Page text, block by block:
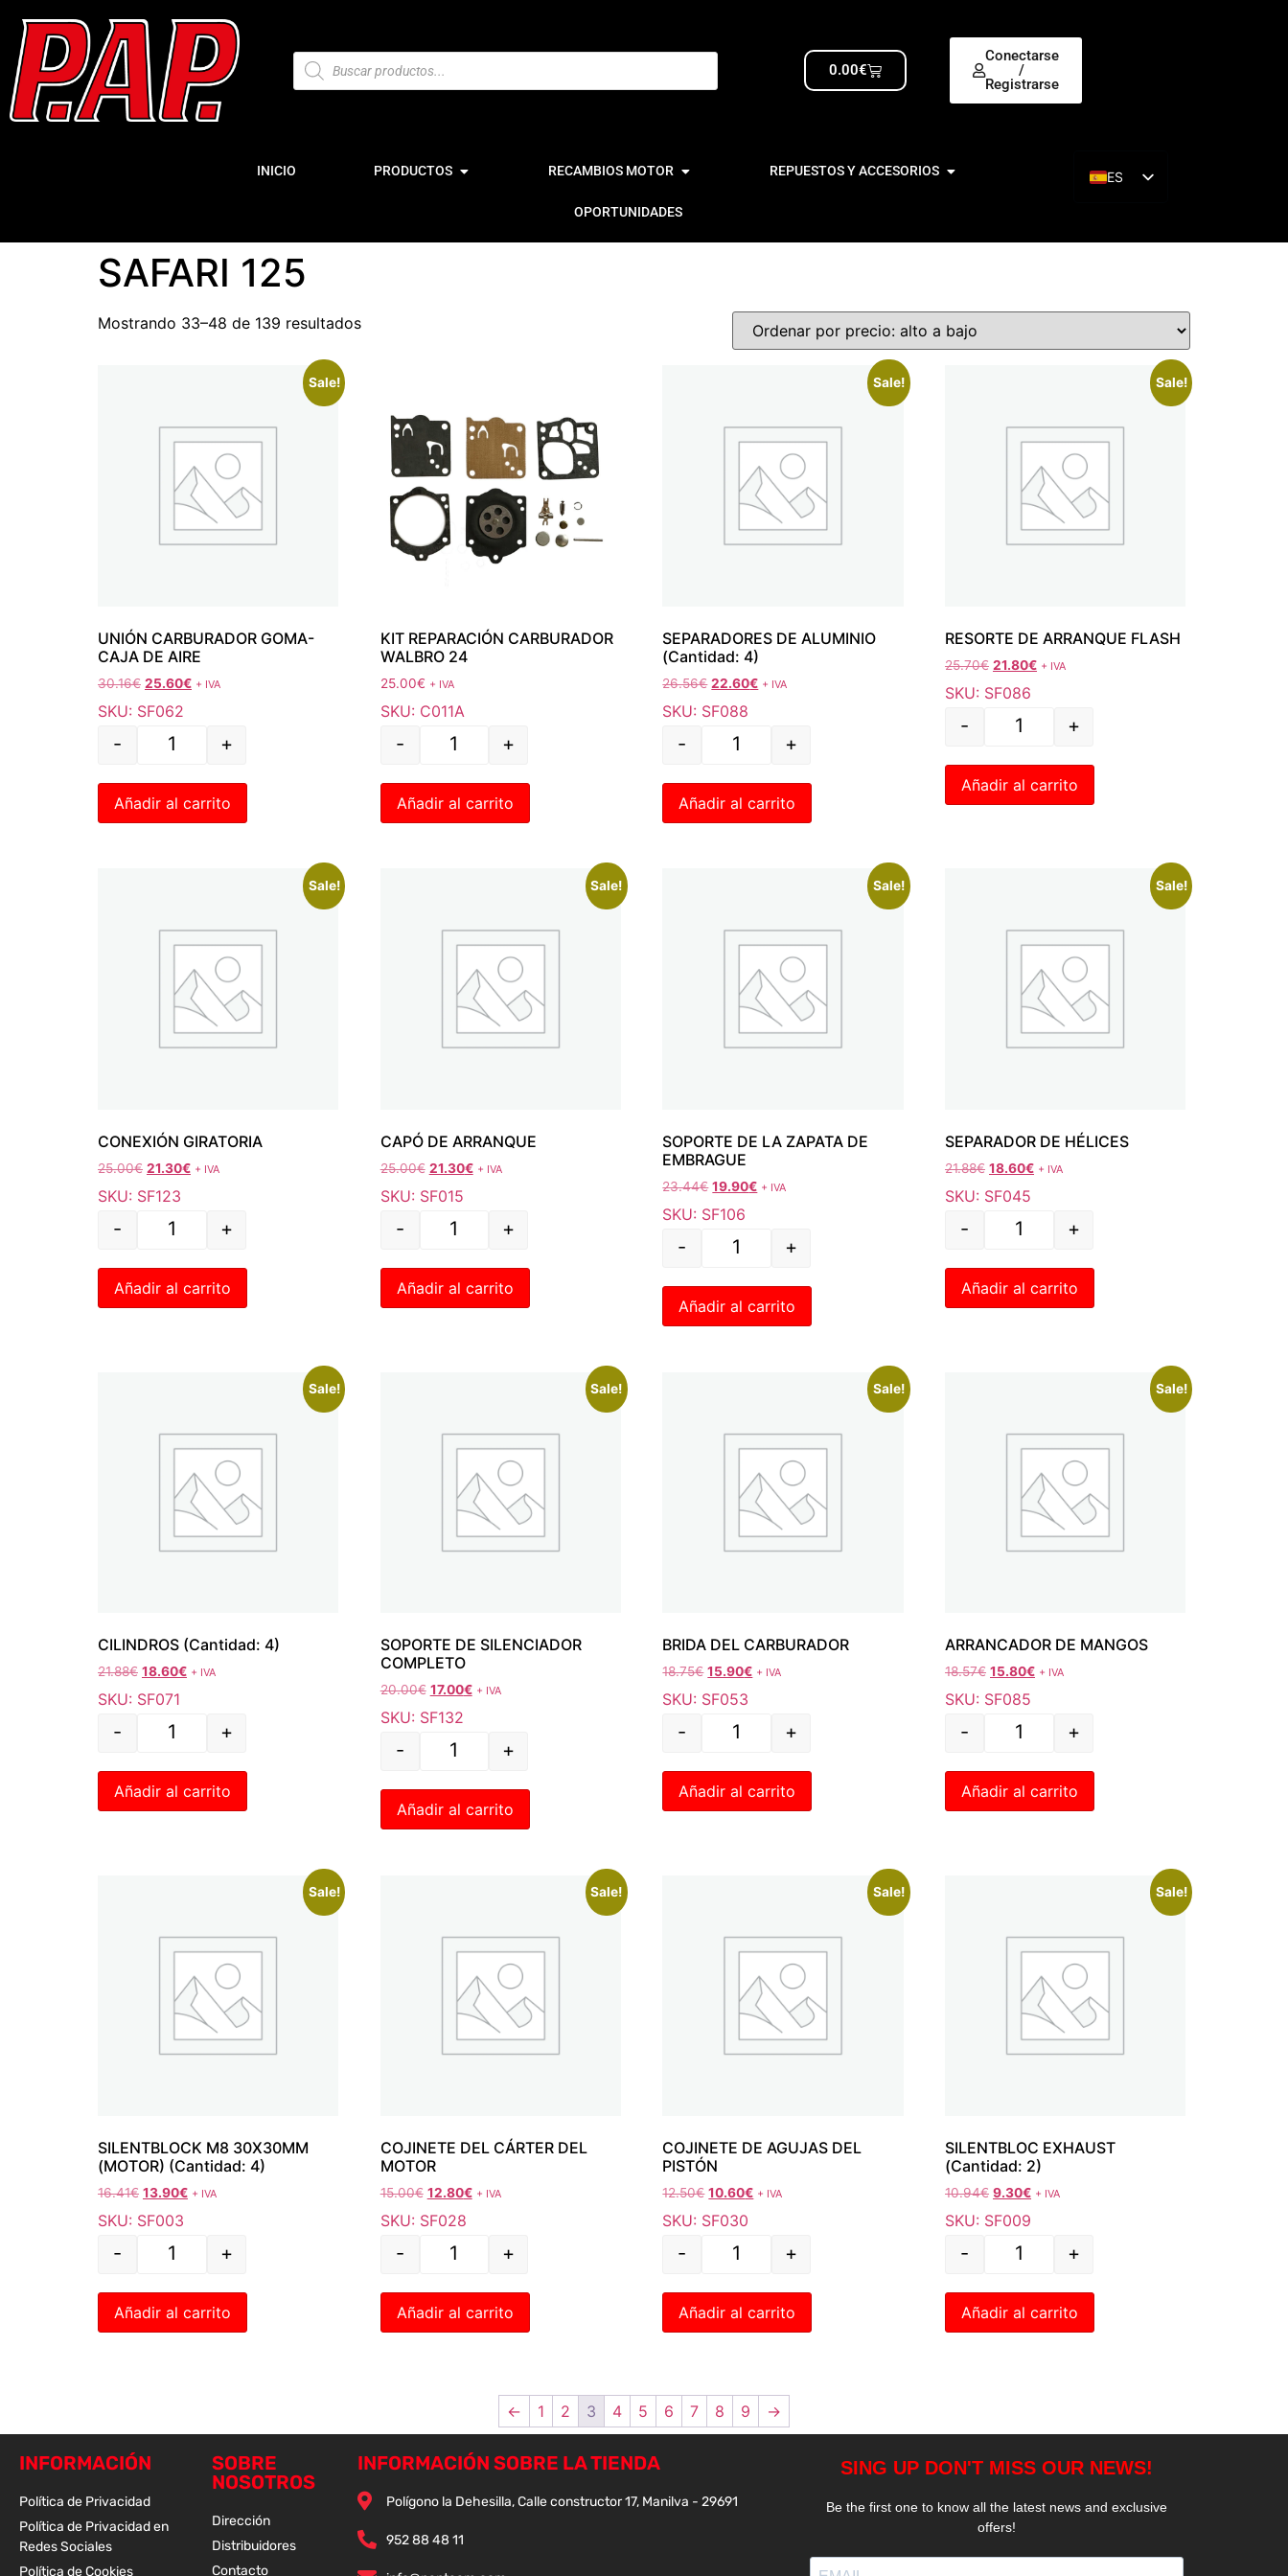
0.00€
Conectarse
/
Registrarse
INICIO PRODUCTOS RECAMBIOS MOTOR REPUESTOS Y ACCESORIOS
OPORTUNIDADES
ES
SAFARI 125
Mostrando 33–48 de 139 resultados
Sale!
UNIÓN CARBURADOR GOMA-
CAJA DE AIRE
30.16€ 25.60€ + IVA
SKU: SF062
- +
Añadir al carrito
KIT REPARACIÓN CARBURADOR
WALBRO 24
25.00€ + IVA
SKU: C011A
- +
Añadir al carrito
Sale!
SEPARADORES DE ALUMINIO
(Cantidad: 4)
26.56€ 22.60€ + IVA
SKU: SF088
- +
Añadir al carrito
Sale!
RESORTE DE ARRANQUE FLASH
25.70€ 21.80€ + IVA
SKU: SF086
- +
Añadir al carrito
Sale!
CONEXIÓN GIRATORIA
25.00€ 21.30€ + IVA
SKU: SF123
- +
Añadir al carrito
Sale!
CAPÓ DE ARRANQUE
25.00€ 21.30€ + IVA
SKU: SF015
- +
Añadir al carrito
Sale!
SOPORTE DE LA ZAPATA DE
EMBRAGUE
23.44€ 19.90€ + IVA
SKU: SF106
- +
Añadir al carrito
Sale!
SEPARADOR DE HÉLICES
21.88€ 18.60€ + IVA
SKU: SF045
- +
Añadir al carrito
Sale!
CILINDROS (Cantidad: 4)
21.88€ 18.60€ + IVA
SKU: SF071
- +
Añadir al carrito
Sale!
SOPORTE DE SILENCIADOR
COMPLETO
20.00€ 17.00€ + IVA
SKU: SF132
- +
Añadir al carrito
Sale!
BRIDA DEL CARBURADOR
18.75€ 15.90€ + IVA
SKU: SF053
- +
Añadir al carrito
Sale!
ARRANCADOR DE MANGOS
18.57€ 15.80€ + IVA
SKU: SF085
- +
Añadir al carrito
Sale!
SILENTBLOCK M8 30X30MM
(MOTOR) (Cantidad: 4)
16.41€ 13.90€ + IVA
SKU: SF003
- +
Añadir al carrito
Sale!
COJINETE DEL CÁRTER DEL
MOTOR
15.00€ 12.80€ + IVA
SKU: SF028
- +
Añadir al carrito
Sale!
COJINETE DE AGUJAS DEL
PISTÓN
12.50€ 10.60€ + IVA
SKU: SF030
- +
Añadir al carrito
Sale!
SILENTBLOC EXHAUST
(Cantidad: 2)
10.94€ 9.30€ + IVA
SKU: SF009
- +
Añadir al carrito
← 1 2 3 4 5 6 7 8 9 →
INFORMACIÓN
Política de Privacidad
Política de Privacidad en
Redes Sociales
Política de Cookies
SOBRE
NOSOTROS
Dirección
Distribuidores
Contacto
INFORMACIÓN SOBRE LA TIENDA
Polígono la Dehesilla, Calle constructor 17, Manilva - 29691
952 88 48 11